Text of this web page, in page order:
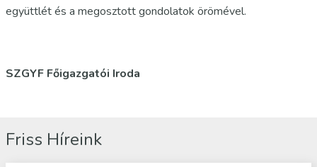
együttlét és a megosztott gondolatok örömével.
SZGYF Főigazgatói Iroda
Friss Híreink